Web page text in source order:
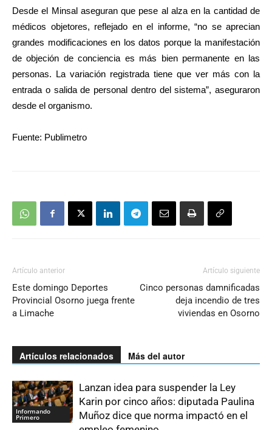
Desde el Minsal aseguran que pese al alza en la cantidad de
médicos objetores, reflejado en el informe, “no se aprecian
grandes modificaciones en los datos porque la manifestación
de objeción de conciencia es más bien permanente en las
personas. La variación registrada tiene que ver más con la
entrada o salida de personal dentro del sistema”, aseguraron
desde el organismo.
Fuente: Publimetro
Artículo anterior
Este domingo Deportes
Provincial Osorno juega frente
a Limache
Artículo siguiente
Cinco personas damnificadas
deja incendio de tres
viviendas en Osorno
Artículos relacionados Más del autor
Informando
Primero
Lanzan idea para suspender la Ley
Karin por cinco años: diputada Paulina
Muñoz dice que norma impactó en el